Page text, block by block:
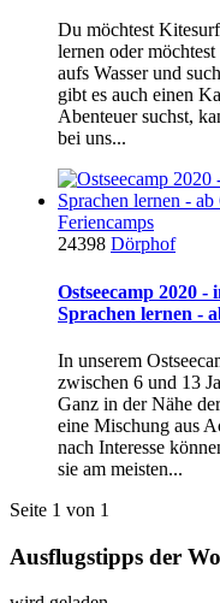
Du möchtest
lernen oder
aufs Wasser und
gibt es auch einen
Abenteuer suchst,
bei uns...
Feriencamps
24398 Dörphof
Ostseecamp 2020 -
Sprachen lernen -
In unserem
zwischen 6 und 13
Ganz in der Nähe
eine Mischung aus
nach Interesse
sie am meisten...
Seite 1 von 1
Ausflugstipps der